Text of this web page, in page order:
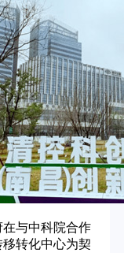
与中科院合作
转化中心为契